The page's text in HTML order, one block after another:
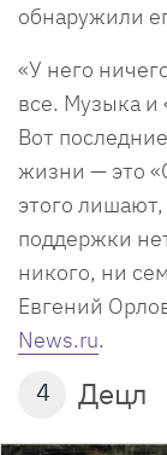
обнаружили
«У него
все. Музыка
Вот
жизни — это
этого
поддержки
никого, ни
Евгений
News.ru.
4 Децл